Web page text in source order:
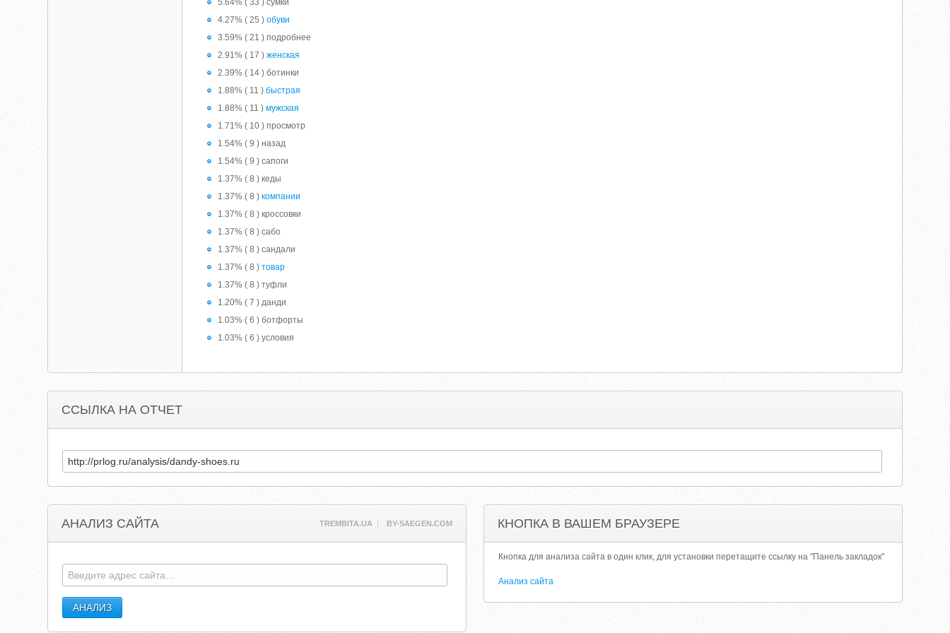
5.64% ( 33 ) сумки
4.27% ( 25 )обуви
3.59% ( 21 ) подробнее
2.91% ( 17 )женская
2.39% ( 14 ) ботинки
1.88% ( 11 )быстрая
1.88% ( 11 )мужская
1.71% ( 10 ) просмотр
1.54% ( 9 ) назад
1.54% ( 9 ) сапоги
1.37% ( 8 ) кеды
1.37% ( 8 )компании
1.37% ( 8 ) кроссовки
1.37% ( 8 ) сабо
1.37% ( 8 ) сандали
1.37% ( 8 )товар
1.37% ( 8 ) туфли
1.20% ( 7 ) данди
1.03% ( 6 ) ботфорты
1.03% ( 6 ) условия
ССЫЛКА НА ОТЧЕТ
АНАЛИЗ САЙТА TREMBITA.UA BY-SAEGEN.COM КНОПКА В ВАШЕМ БРАУЗЕРЕ
Кнопка для анализа сайта в один клик, для установки перетащите ссылку на "Панель закладок"
Анализ сайта